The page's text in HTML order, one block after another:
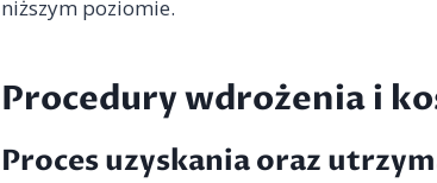
niższym poziomie.
Procedury wdrożenia i
Proces uzyskania oraz